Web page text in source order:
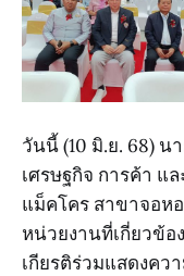
วันนี้ (10 มิ.ย. 68) น
เศรษฐกิจ การค้า แ
แม็คโคร สาขาจอห
หน่วยงานที่เกี่ยวข้
เกียรติร่วมแสดงคว